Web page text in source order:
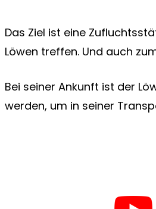
Das Ziel ist eine
Löwen treffen. Und auch
Bei seiner Ankunft ist der
werden, um in seiner